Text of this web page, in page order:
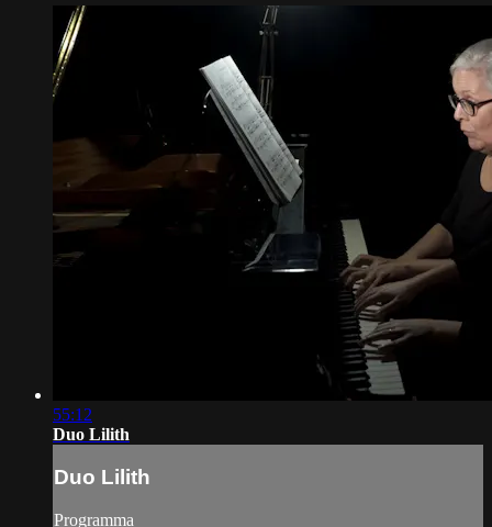
55:12
Duo Lilith
Duo Lilith
Programma